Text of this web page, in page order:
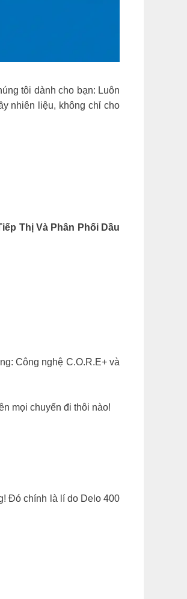
tôi dành cho bạn: Luôn
nhiên liệu, không chỉ cho
Thị Và Phân Phối Dầu
Công nghệ C.O.R.E+ và
mọi chuyến đi thôi nào!
Đó chính là lí do Delo 400